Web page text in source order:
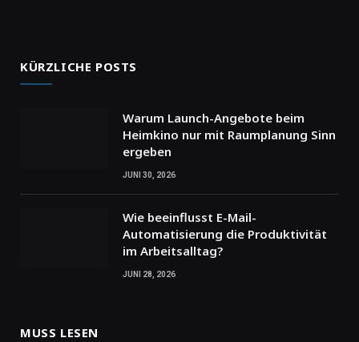
KÜRZLICHE POSTS
Warum Launch-Angebote beim
Heimkino nur mit Raumplanung Sinn
ergeben
JUNI 30, 2026
Wie beeinflusst E-Mail-
Automatisierung die Produktivität
im Arbeitsalltag?
JUNI 28, 2026
MUSS LESEN